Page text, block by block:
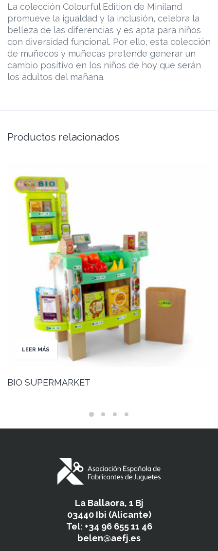
La colección Colourful Edition de Miniland
promueve la igualdad y la inclusión, celebra la
belleza de las diferencias y es apta para niños
con diversidad funcional. Por ello, esta colección
de muñecos y muñecas pretende generar un
cambio positivo en los niños de hoy que serán
los adultos del mañana.
Productos relacionados
LEER MÁS
BIO SUPERMARKET
La Ballaora, 1 Bj
03440 Ibi (Alicante)
Tel: +34 96 655 11 46
belen@aefj.es